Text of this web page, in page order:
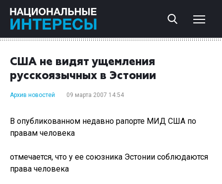
США не видят ущемления
русскоязычных в Эстонии
Архив новостей 09 марта 2007 14:54
В опубликованном недавно рапорте МИД США по
правам человека
отмечается, что у ее союзника Эстонии соблюдаются
права человека